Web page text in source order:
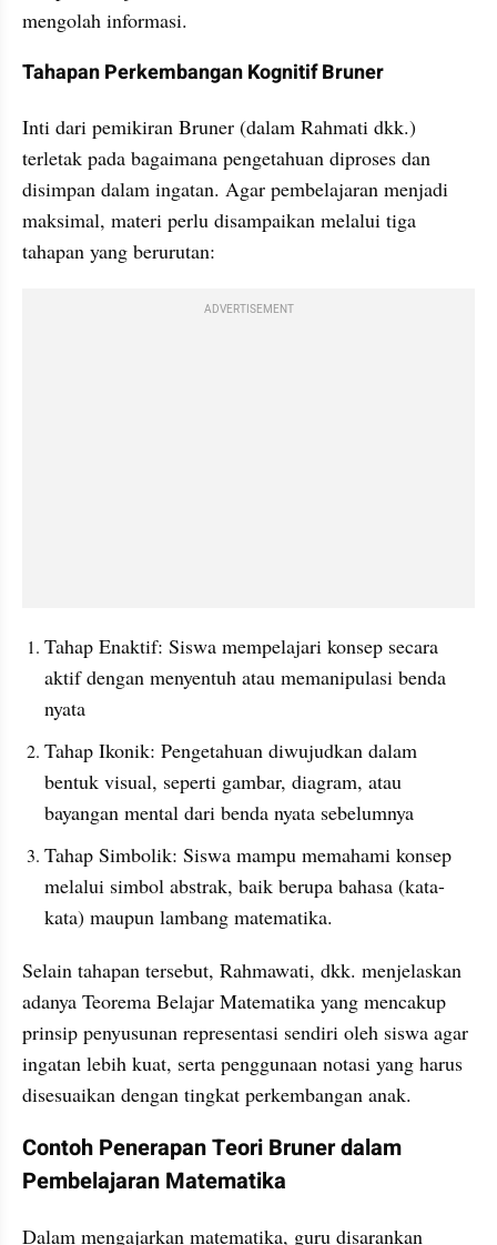
mengolah informasi.
Tahapan Perkembangan Kognitif Bruner
Inti dari pemikiran Bruner (dalam Rahmati dkk.)
terletak pada bagaimana pengetahuan diproses dan
disimpan dalam ingatan. Agar pembelajaran menjadi
maksimal, materi perlu disampaikan melalui tiga
tahapan yang berurutan:
ADVERTISEMENT
Tahap Enaktif: Siswa mempelajari konsep secara
aktif dengan menyentuh atau memanipulasi benda
nyata
Tahap Ikonik: Pengetahuan diwujudkan dalam
bentuk visual, seperti gambar, diagram, atau
bayangan mental dari benda nyata sebelumnya
Tahap Simbolik: Siswa mampu memahami konsep
melalui simbol abstrak, baik berupa bahasa (kata-
kata) maupun lambang matematika.
Selain tahapan tersebut, Rahmawati, dkk. menjelaskan
adanya Teorema Belajar Matematika yang mencakup
prinsip penyusunan representasi sendiri oleh siswa agar
ingatan lebih kuat, serta penggunaan notasi yang harus
disesuaikan dengan tingkat perkembangan anak.
Contoh Penerapan Teori Bruner dalam
Pembelajaran Matematika
Dalam mengajarkan matematika, guru disarankan